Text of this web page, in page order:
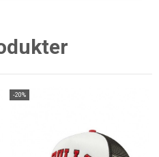
-20%